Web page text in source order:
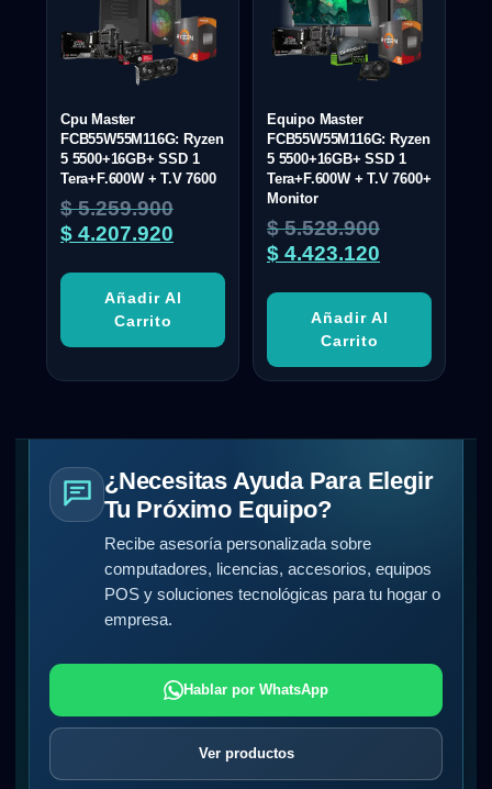
Cpu Master
FCB55W55M116G: Ryzen
5 5500+16GB+ SSD 1
Tera+F.600W + T.V 7600
$5.259.900
$ 4.207.920
Añadir Al
Carrito
Equipo Master
FCB55W55M116G: Ryzen
5 5500+16GB+ SSD 1
Tera+F.600W + T.V 7600+
Monitor
$5.528.900
$ 4.423.120
Añadir Al
Carrito
¿Necesitas Ayuda Para Elegir
Tu Próximo Equipo?
Recibe asesoría personalizada sobre
computadores, licencias, accesorios, equipos
POS y soluciones tecnológicas para tu hogar o
empresa.
Hablar por WhatsApp
Ver productos